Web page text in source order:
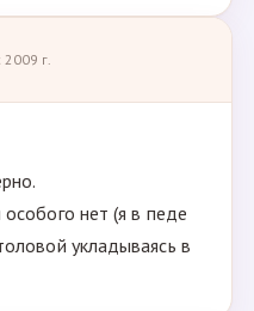
г.
нет (я в педе
укладываясь в